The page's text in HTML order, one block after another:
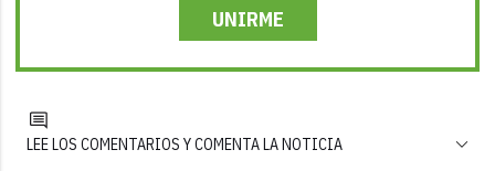
UNIRME
LEE LOS COMENTARIOS Y COMENTA LA NOTICIA